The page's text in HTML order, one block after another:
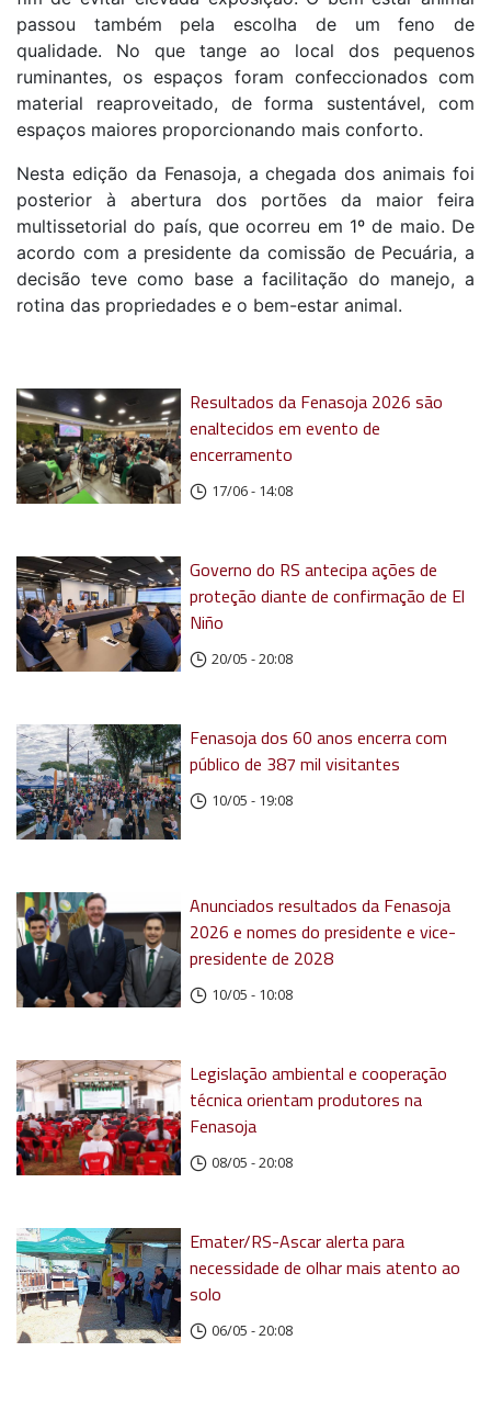
passou também pela escolha de um feno de
qualidade. No que tange ao local dos pequenos
ruminantes, os espaços foram confeccionados com
material reaproveitado, de forma sustentável, com
espaços maiores proporcionando mais conforto.
Nesta edição da Fenasoja, a chegada dos animais foi
posterior à abertura dos portões da maior feira
multissetorial do país, que ocorreu em 1º de maio. De
acordo com a presidente da comissão de Pecuária, a
decisão teve como base a facilitação do manejo, a
rotina das propriedades e o bem-estar animal.
Resultados da Fenasoja 2026 são
enaltecidos em evento de
encerramento
17/06 - 14:08
Governo do RS antecipa ações de
proteção diante de confirmação de El
Niño
20/05 - 20:08
Fenasoja dos 60 anos encerra com
público de 387 mil visitantes
10/05 - 19:08
Anunciados resultados da Fenasoja
2026 e nomes do presidente e vice-
presidente de 2028
10/05 - 10:08
Legislação ambiental e cooperação
técnica orientam produtores na
Fenasoja
08/05 - 20:08
Emater/RS-Ascar alerta para
necessidade de olhar mais atento ao
solo
06/05 - 20:08